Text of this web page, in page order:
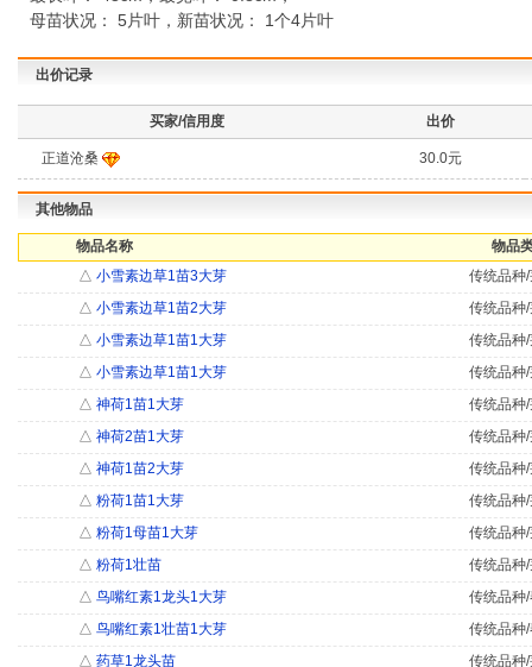
母苗状况： 5片叶，新苗状况： 1个4片叶
出价记录
买家/信用度 出价
正道沧桑 30.0元
其他物品
物品名称
物品
△ 小雪素边草1苗3大芽
传统品种
△ 小雪素边草1苗2大芽
传统品种
△ 小雪素边草1苗1大芽
传统品种
△ 小雪素边草1苗1大芽
传统品种
△ 神荷1苗1大芽
传统品种
△ 神荷2苗1大芽
传统品种
△ 神荷1苗2大芽
传统品种
△ 粉荷1苗1大芽
传统品种
△ 粉荷1母苗1大芽
传统品种
△ 粉荷1壮苗
传统品种
△ 鸟嘴红素1龙头1大芽
传统品种
△ 鸟嘴红素1壮苗1大芽
传统品种
△ 药草1龙头苗
传统品种